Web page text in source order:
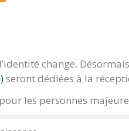
change.
seront dédiées à la
les personnes